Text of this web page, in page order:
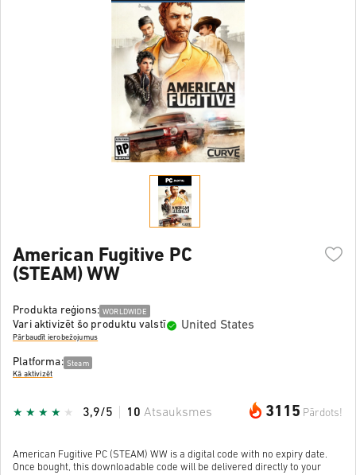
American Fugitive PC
(STEAM) WW
Produkta reģions: WORLDWIDE
Vari aktivizēt šo produktu valstī United States
Pārbaudīt ierobežojumus
Platforma: Steam
Kā aktivizēt
3115 Pārdots!
3,9/5 10 Atsauksmes
American Fugitive PC (STEAM) WW is a digital code with no expiry date.
Once bought, this downloadable code will be delivered directly to your